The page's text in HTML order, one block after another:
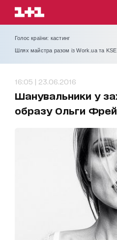
Голос країни: кастинг
Шлях майстра разом із Work.ua та
16:05 | 23.06.2016
Шанувальники у
образу Ольги